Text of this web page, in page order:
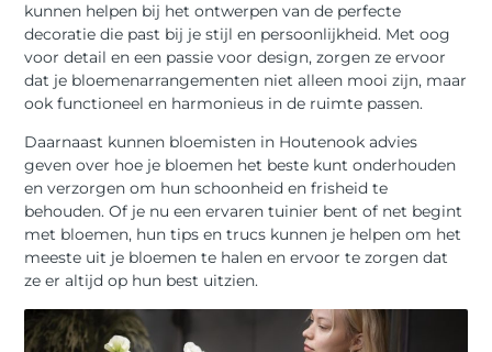
kunnen helpen bij het ontwerpen van de perfecte
decoratie die past bij je stijl en persoonlijkheid. Met oog
voor detail en een passie voor design, zorgen ze ervoor
dat je bloemenarrangementen niet alleen mooi zijn, maar
ook functioneel en harmonieus in de ruimte passen.
Daarnaast kunnen bloemisten in Houtenook advies
geven over hoe je bloemen het beste kunt onderhouden
en verzorgen om hun schoonheid en frisheid te
behouden. Of je nu een ervaren tuinier bent of net begint
met bloemen, hun tips en trucs kunnen je helpen om het
meeste uit je bloemen te halen en ervoor te zorgen dat
ze er altijd op hun best uitzien.